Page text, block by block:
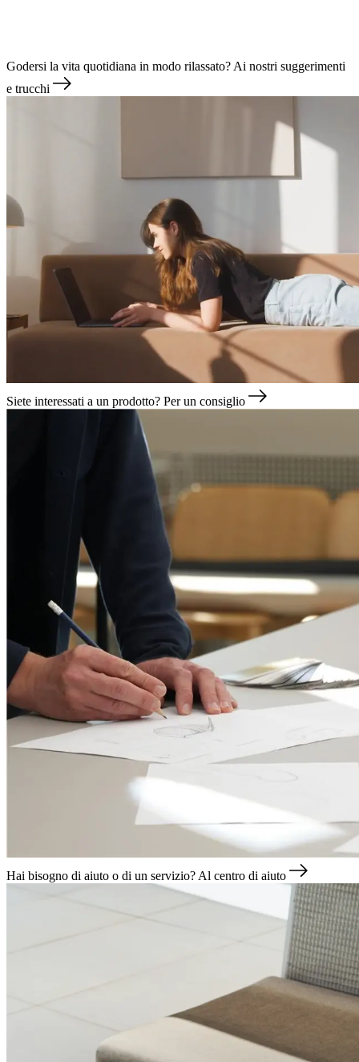
Godersi la vita quotidiana in modo rilassato? Ai nostri suggerimenti
e trucchi
Siete interessati a un prodotto? Per un consiglio
Hai bisogno di aiuto o di un servizio? Al centro di aiuto